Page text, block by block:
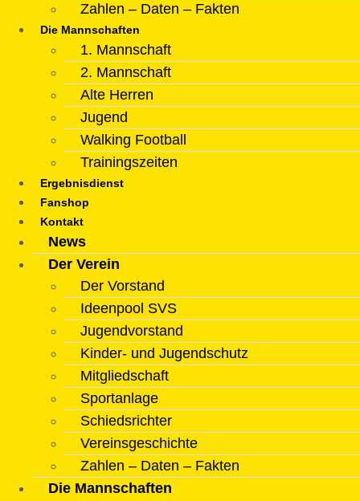
Zahlen – Daten – Fakten
Die Mannschaften
1. Mannschaft
2. Mannschaft
Alte Herren
Jugend
Walking Football
Trainingszeiten
Ergebnisdienst
Fanshop
Kontakt
News
Der Verein
Der Vorstand
Ideenpool SVS
Jugendvorstand
Kinder- und Jugendschutz
Mitgliedschaft
Sportanlage
Schiedsrichter
Vereinsgeschichte
Zahlen – Daten – Fakten
Die Mannschaften